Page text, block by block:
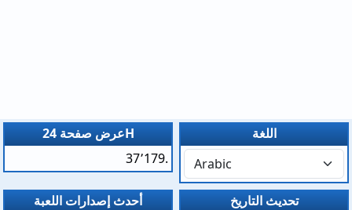
عرض صفحة 24H
37٬179.
اللغة
أحدث إصدارات اللعبة تحديث التاريخ